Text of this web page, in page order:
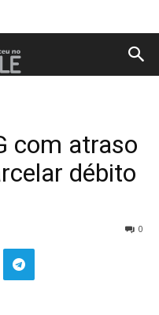
com atraso
débito
0